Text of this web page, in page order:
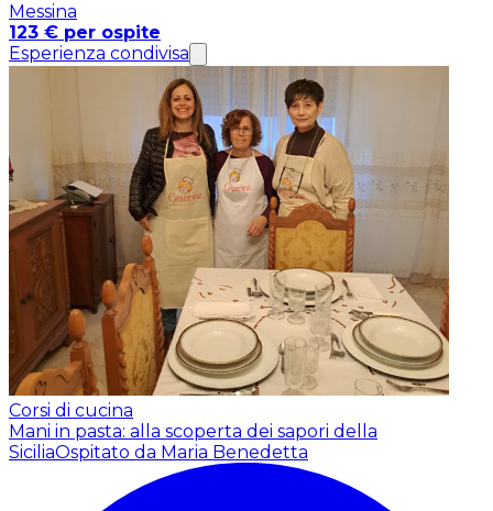
Messina
123 € per ospite
Esperienza condivisa
Corsi di cucina
Mani in pasta: alla scoperta dei sapori della
SiciliaOspitato da Maria Benedetta